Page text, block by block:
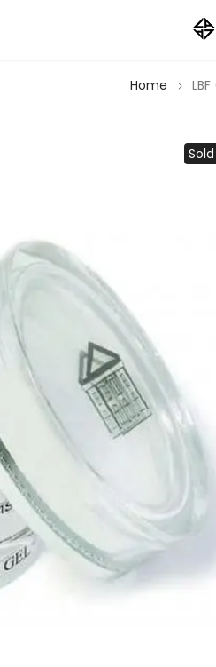
Home
SPEDIZIONI